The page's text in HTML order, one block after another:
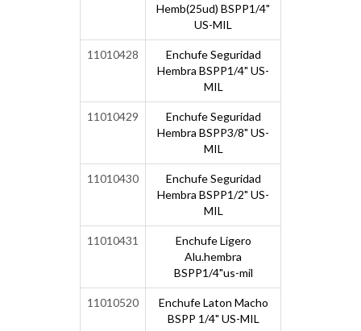
Hemb(25ud) BSPP1/4"
US-MIL
11010428
Enchufe Seguridad
Hembra BSPP1/4" US-
MIL
11010429
Enchufe Seguridad
Hembra BSPP3/8" US-
MIL
11010430
Enchufe Seguridad
Hembra BSPP1/2" US-
MIL
11010431
Enchufe Ligero
Alu.hembra
BSPP1/4"us-mil
11010520
Enchufe Laton Macho
BSPP 1/4" US-MIL